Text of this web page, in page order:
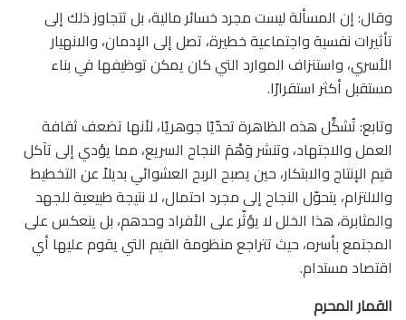
وقال: إن المسألة ليست مجرد خسائر مالية، بل تتجاوز ذلك إلى
تأثيرات نفسية واجتماعية خطيرة، تصل إلى الإدمان، والانهيار
الأسري، واستنزاف الموارد التي كان يمكن توظيفها في بناء
مستقبل أكثر استقرارًا.
وتابع: تُشكِّل هذه الظاهرة تحدّيًا جوهريًا، لأنها تضعف ثقافة
العمل والاجتهاد، وتنشر وَهْمَ النجاح السريع، مما يؤدي إلى تآكل
قيم الإنتاج والابتكار، حين يصبح الربح العشوائي بديلاً عن التخطيط
والالتزام، يتحوّل النجاح إلى مجرد احتمال، لا نتيجة طبيعية للجهد
والمثابرة، هذا الخلل لا يؤثّر على الأفراد وحدهم، بل ينعكس على
المجتمع بأسره، حيث تتراجع منظومة القيم التي يقوم عليها أي
اقتصاد مستدام.
القمار المحرم